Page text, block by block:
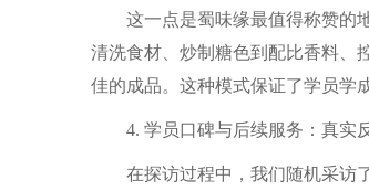
这一点是蜀味缘最值得称赞的
清洗食材、炒制糖色到配比香料、
佳的成品。这种模式保证了学员学
4. 学员口碑与后续服务：真实
在探访过程中，我们随机采访